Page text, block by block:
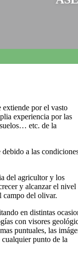
extiende por el vasto
experiencia por las
etc. de la
a las
del agricultor y los
y alcanzar el nivel
campo del olivar.
en distintas
con visores
puntuales, las
punto de la